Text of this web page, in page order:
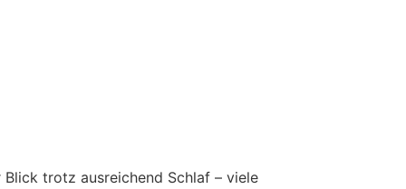
trotz ausreichend Schlaf – viele